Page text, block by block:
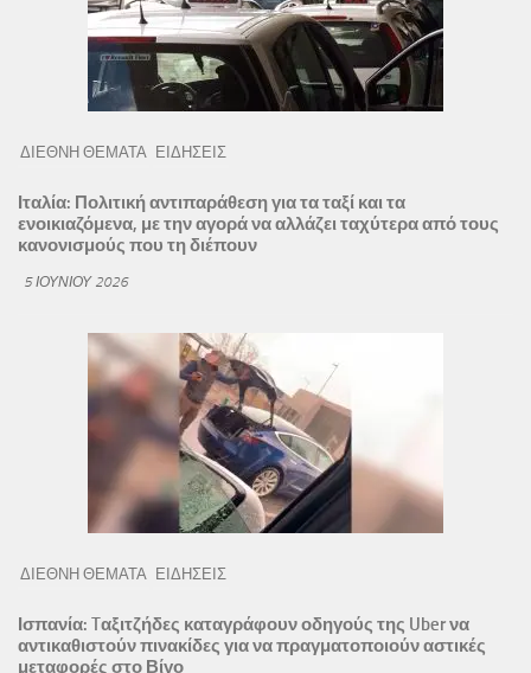
ΔΙΕΘΝΗ ΘΕΜΑΤΑ ΕΙΔΗΣΕΙΣ
Ιταλία: Πολιτική αντιπαράθεση για τα ταξί και τα
ενοικιαζόμενα, με την αγορά να αλλάζει ταχύτερα από τους
κανονισμούς που τη διέπουν
5 ΙΟΥΝΊΟΥ 2026
ΔΙΕΘΝΗ ΘΕΜΑΤΑ ΕΙΔΗΣΕΙΣ
Ισπανία: Tαξιτζήδες καταγράφουν οδηγούς της Uber να
αντικαθιστούν πινακίδες για να πραγματοποιούν αστικές
μεταφορές στο Βίγο